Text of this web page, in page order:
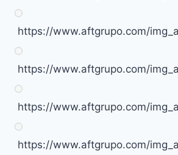
https://www.aftgrupo.com/
https://www.aftgrupo.com/
https://www.aftgrupo.com/
https://www.aftgrupo.com/